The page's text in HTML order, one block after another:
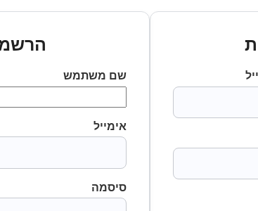
הרשמה
שם משתמש
אימייל
סיסמה